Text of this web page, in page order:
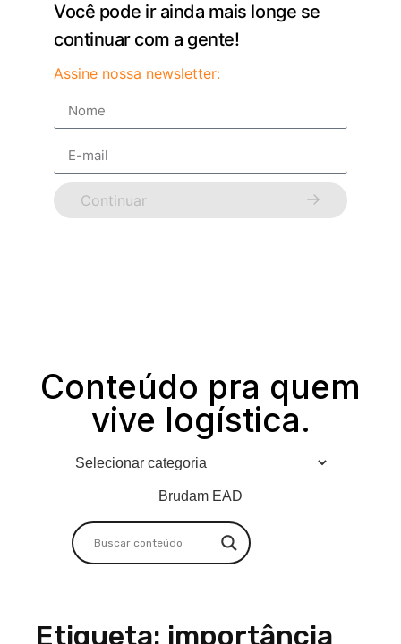
Você pode ir ainda mais longe se
continuar com a gente!
Assine nossa newsletter:
Continuar
Conteúdo pra quem
vive logística.
Brudam EAD
Etiqueta: importância